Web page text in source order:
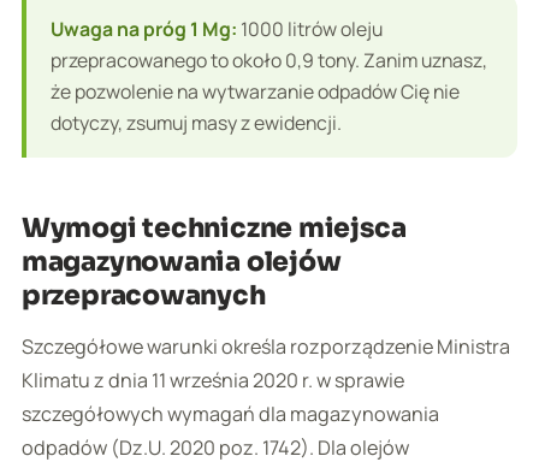
Uwaga na próg 1 Mg: 1000 litrów oleju
przepracowanego to około 0,9 tony. Zanim uznasz,
że pozwolenie na wytwarzanie odpadów Cię nie
dotyczy, zsumuj masy z ewidencji.
Wymogi techniczne miejsca
magazynowania olejów
przepracowanych
Szczegółowe warunki określa rozporządzenie Ministra
Klimatu z dnia 11 września 2020 r. w sprawie
szczegółowych wymagań dla magazynowania
odpadów (Dz.U. 2020 poz. 1742). Dla olejów